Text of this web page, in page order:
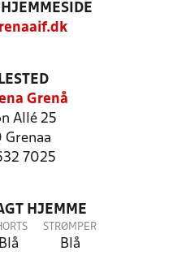
Grenå
Allé 25
7025
HJEMME
Blå
STRØMPER
Blå